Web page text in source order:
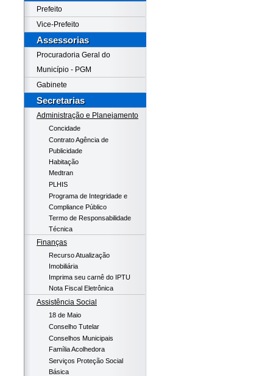
Prefeito
Vice-Prefeito
Assessorias
Procuradoria Geral do
Município - PGM
Gabinete
Secretarias
Administração e Planejamento
Concidade
Contrato Agência de
Publicidade
Habitação
Medtran
PLHIS
Programa de Integridade e
Compliance Público
Termo de Responsabilidade
Técnica
Finanças
Recurso Atualização
Imobiliária
Imprima seu carnê do IPTU
Nota Fiscal Eletrônica
Assistência Social
18 de Maio
Conselho Tutelar
Conselhos Municipais
Família Acolhedora
Serviços Proteção Social
Básica